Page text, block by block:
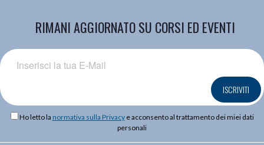
RIMANI AGGIORNATO SU CORSI ED EVENTI
ISCRIVITI
Ho letto la normativa sulla Privacye acconsento al trattamento dei miei dati
personali